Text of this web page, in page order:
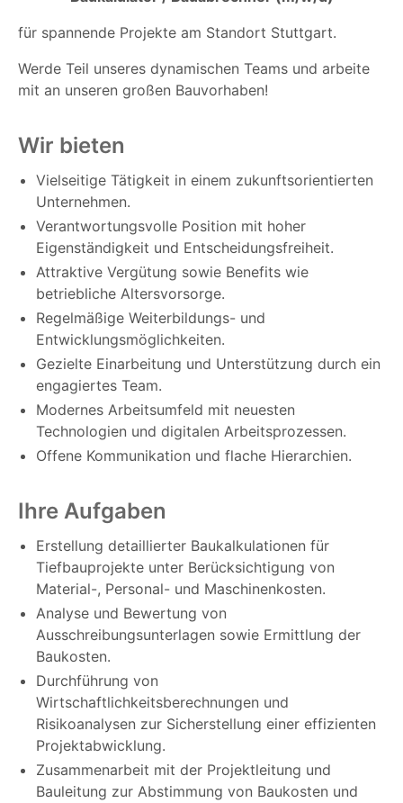
für spannende Projekte am Standort Stuttgart.
Werde Teil unseres dynamischen Teams und arbeite
mit an unseren großen Bauvorhaben!
Wir bieten
Vielseitige Tätigkeit in einem zukunftsorientierten
Unternehmen.
Verantwortungsvolle Position mit hoher
Eigenständigkeit und Entscheidungsfreiheit.
Attraktive Vergütung sowie Benefits wie
betriebliche Altersvorsorge.
Regelmäßige Weiterbildungs- und
Entwicklungsmöglichkeiten.
Gezielte Einarbeitung und Unterstützung durch ein
engagiertes Team.
Modernes Arbeitsumfeld mit neuesten
Technologien und digitalen Arbeitsprozessen.
Offene Kommunikation und flache Hierarchien.
Ihre Aufgaben
Erstellung detaillierter Baukalkulationen für
Tiefbauprojekte unter Berücksichtigung von
Material-, Personal- und Maschinenkosten.
Analyse und Bewertung von
Ausschreibungsunterlagen sowie Ermittlung der
Baukosten.
Durchführung von
Wirtschaftlichkeitsberechnungen und
Risikoanalysen zur Sicherstellung einer effizienten
Projektabwicklung.
Zusammenarbeit mit der Projektleitung und
Bauleitung zur Abstimmung von Baukosten und